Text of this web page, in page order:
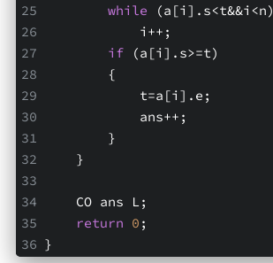
while (a[i].s<t&&i<n)
            i++;
if (a[i].s>=t)
        {
            t=a[i].e;
            ans++;
        }
    }
    CO ans L;
return 0 ;
}